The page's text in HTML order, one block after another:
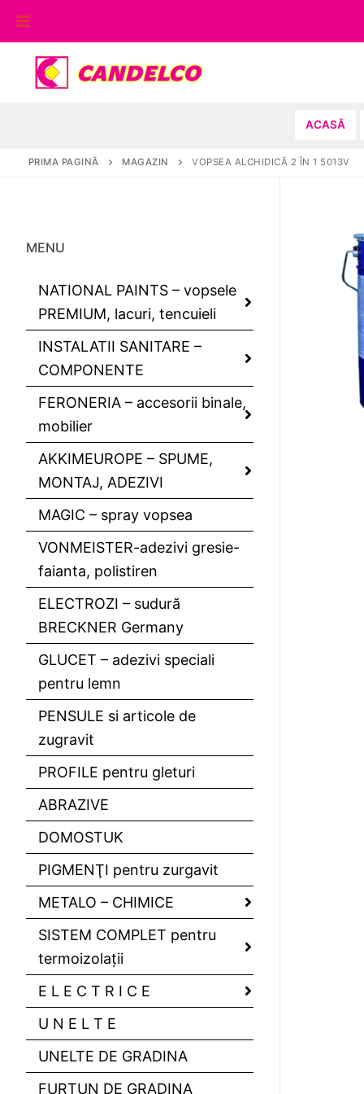
conținut
ACASĂ
PRIMA PAGINĂ MAGAZIN VOPSEA ALCHIDICĂ 2 ÎN 1 5013V
MENU
NATIONAL PAINTS – vopsele
PREMIUM, lacuri, tencuieli
INSTALATII SANITARE –
COMPONENTE
FERONERIA – accesorii binale,
mobilier
AKKIMEUROPE – SPUME,
MONTAJ, ADEZIVI
MAGIC – spray vopsea
VONMEISTER-adezivi gresie-
faianta, polistiren
ELECTROZI – sudură
BRECKNER Germany
GLUCET – adezivi speciali
pentru lemn
PENSULE si articole de
zugravit
PROFILE pentru gleturi
ABRAZIVE
DOMOSTUK
PIGMENŢI pentru zurgavit
METALO – CHIMICE
SISTEM COMPLET pentru
termoizolaţii
E L E C T R I C E
U N E L T E
UNELTE DE GRADINA
FURTUN DE GRADINA